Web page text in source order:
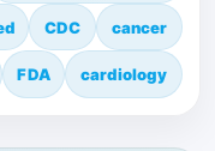
cancer
CDC
cardiology
FDA